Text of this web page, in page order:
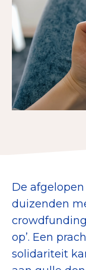
Het
Contact
Check
Over het
De
duizenden
op’. Een
solidariteit